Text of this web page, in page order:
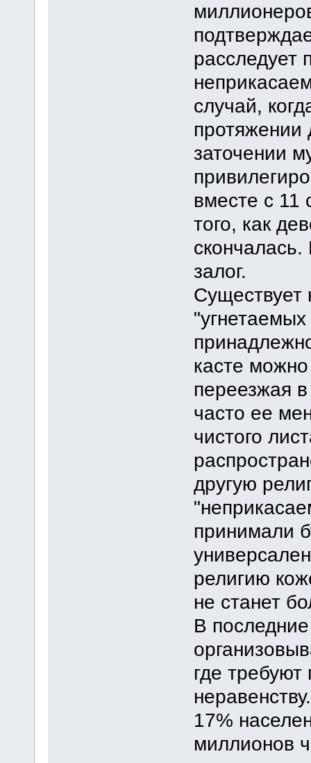
расследует
случай,
протяжении
заточении
вместе с 11
того, как
скончалась.
залог.
Существует
касте
переезжая в
часто ее
чистого
другую
принимали
религию
не станет
В
где
17%
миллионов